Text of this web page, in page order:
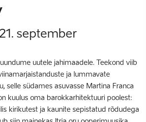
september
uutele jahimaadele. Teekond viib
ja lummavate
selle südames asuvasse Martina Franca
kuulus oma barokkarhitektuuri poolest:
kirikutest ja kaunite sepistatud rõdudega